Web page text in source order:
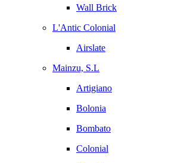
Wall Brick
L'Antic Colonial
Airslate
Mainzu, S.L
Artigiano
Bolonia
Bombato
Colonial